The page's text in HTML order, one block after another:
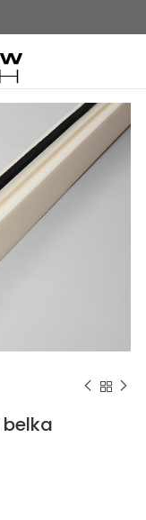
belka